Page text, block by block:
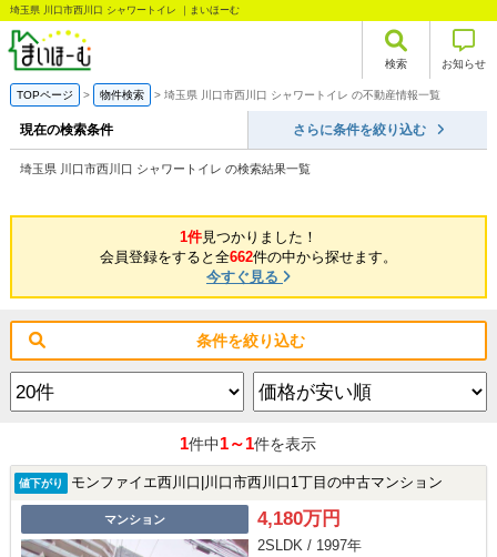
埼玉県 川口市西川口 シャワートイレ ｜まいほーむ
検索 お知らせ
TOPページ 物件検索 埼玉県 川口市西川口 シャワートイレ の不動産情報一覧
現在の検索条件 さらに条件を絞り込む
埼玉県 川口市西川口 シャワートイレ の検索結果一覧
1件見つかりました！
会員登録をすると全662件の中から探せます。
今すぐ見る
条件を絞り込む
1件中1～1件を表示
値下がり モンファイエ西川口|川口市西川口1丁目の中古マンション
マンション 4,180万円
2SLDK / 1997年